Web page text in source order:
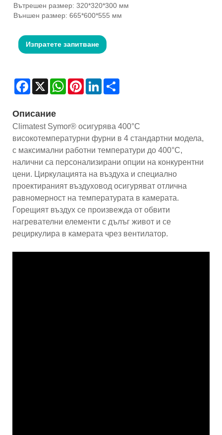
Вътрешен размер: 320*320*300 мм
Външен размер: 665*600*555 мм
Изпратете запитване
Facebook
X WhatsAppPinterestLinkedIn
Описание
Climatest Symor® осигурява 400°C
високотемпературни фурни в 4 стандартни модела,
с максимални работни температури до 400°C,
налични са персонализирани опции на конкурентни
цени. Циркулацията на въздуха и специално
проектираният въздуховод осигуряват отлична
равномерност на температурата в камерата.
Горещият въздух се произвежда от обвити
нагревателни елементи с дълъг живот и се
рециркулира в камерата чрез вентилатор.